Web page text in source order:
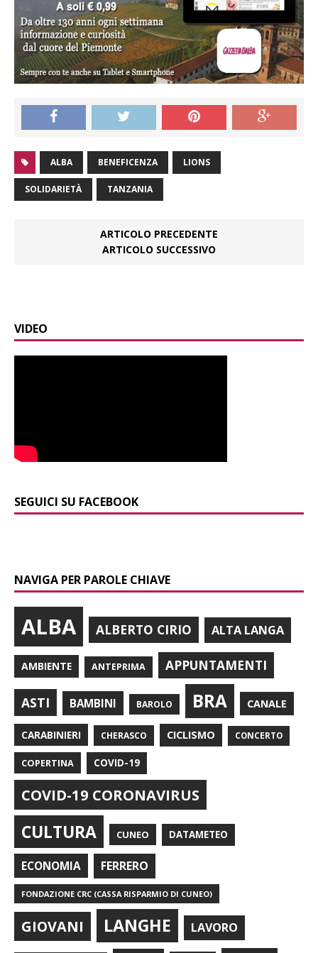
ALBA BENEFICENZA LIONS
SOLIDARIETÀ TANZANIA
ARTICOLO PRECEDENTE
ARTICOLO SUCCESSIVO
VIDEO
SEGUICI SU FACEBOOK
NAVIGA PER PAROLE CHIAVE
ALBA ALBERTO CIRIO ALTA LANGA
AMBIENTE ANTEPRIMA APPUNTAMENTI
ASTI BAMBINI BAROLO BRA CANALE
CARABINIERI CHERASCO CICLISMO CONCERTO
COPERTINA COVID-19
COVID-19 CORONAVIRUS
CULTURA CUNEO DATAMETEO
ECONOMIA FERRERO
FONDAZIONE CRC (CASSA RISPARMIO DI CUNEO)
GIOVANI LANGHE LAVORO